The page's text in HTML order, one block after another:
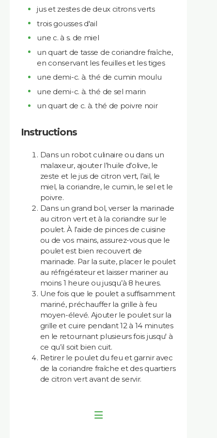
jus et zestes de deux citrons verts
trois gousses d'ail
une c. à s. de miel
un quart de tasse de coriandre fraîche,
en conservant les feuilles et les tiges
une demi-c. à. thé de cumin moulu
une demi-c. à. thé de sel marin
un quart de c. à. thé de poivre noir
Instructions
Dans un robot culinaire ou dans un
malaxeur, ajouter l’huile d’olive, le
zeste et le jus de citron vert, l’ail, le
miel, la coriandre, le cumin, le sel et le
poivre.
Dans un grand bol, verser la marinade
au citron vert et à la coriandre sur le
poulet. À l’aide de pinces de cuisine
ou de vos mains, assurez-vous que le
poulet est bien recouvert de
marinade. Par la suite, placer le poulet
au réfrigérateur et laisser mariner au
moins 1 heure ou jusqu’à 8 heures.
Une fois que le poulet a suffisamment
mariné, préchauffer la grille à feu
moyen-élevé. Ajouter le poulet sur la
grille et cuire pendant 12 à 14 minutes
en le retournant plusieurs fois jusqu' à
ce qu’il soit bien cuit.
Retirer le poulet du feu et garnir avec
de la coriandre fraîche et des quartiers
de citron vert avant de servir.